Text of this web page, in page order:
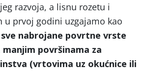
razvoja, a lisnu rozetu i
u prvoj godini uzgajamo kao
nabrojane povrtne vrste
površinama za
(vrtovima uz okućnice ili